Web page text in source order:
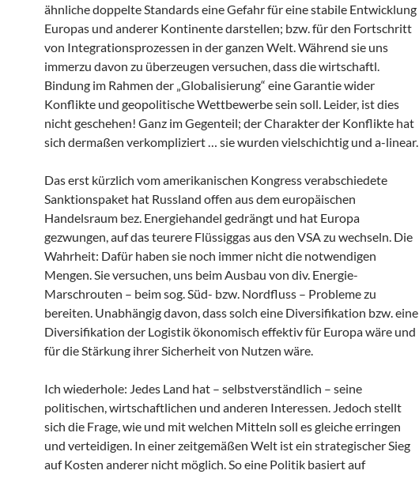
ähnliche doppelte Standards eine Gefahr für eine stabile Entwicklung
Europas und anderer Kontinente darstellen; bzw. für den Fortschritt
von Integrationsprozessen in der ganzen Welt. Während sie uns
immerzu davon zu überzeugen versuchen, dass die wirtschaftl.
Bindung im Rahmen der „Globalisierung“ eine Garantie wider
Konflikte und geopolitische Wettbewerbe sein soll. Leider, ist dies
nicht geschehen! Ganz im Gegenteil; der Charakter der Konflikte hat
sich dermaßen verkompliziert … sie wurden vielschichtig und a-linear.
Das erst kürzlich vom amerikanischen Kongress verabschiedete
Sanktionspaket hat Russland offen aus dem europäischen
Handelsraum bez. Energiehandel gedrängt und hat Europa
gezwungen, auf das teurere Flüssiggas aus den VSA zu wechseln. Die
Wahrheit: Dafür haben sie noch immer nicht die notwendigen
Mengen. Sie versuchen, uns beim Ausbau von div. Energie-
Marschrouten – beim sog. Süd- bzw. Nordfluss – Probleme zu
bereiten. Unabhängig davon, dass solch eine Diversifikation bzw. eine
Diversifikation der Logistik ökonomisch effektiv für Europa wäre und
für die Stärkung ihrer Sicherheit von Nutzen wäre.
Ich wiederhole: Jedes Land hat – selbstverständlich – seine
politischen, wirtschaftlichen und anderen Interessen. Jedoch stellt
sich die Frage, wie und mit welchen Mitteln soll es gleiche erringen
und verteidigen. In einer zeitgemäßen Welt ist ein strategischer Sieg
auf Kosten anderer nicht möglich. So eine Politik basiert auf